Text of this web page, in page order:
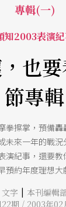
專輯(一)
知2003表演
也
節專輯
拳擦掌，預備
未來一年的戰
演紀事，還要教
預約年度理想大
文字 | 本刊編輯
期 / 2003年02